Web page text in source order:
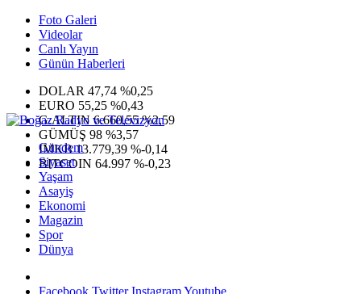
Foto Galeri
Videolar
Canlı Yayın
Günün Haberleri
DOLAR 47,74 %0,25
EURO 55,25 %0,43
G.ALTIN6.660,55 %2,59
GÜMÜŞ 98 %3,57
IMKB13.779,39 %-0,14
BITCOIN 64.997 %-0,23
Gündem
Siyaset
Yaşam
Asayiş
Ekonomi
Magazin
Spor
Dünya
Facebook Twitter InstagramYoutube